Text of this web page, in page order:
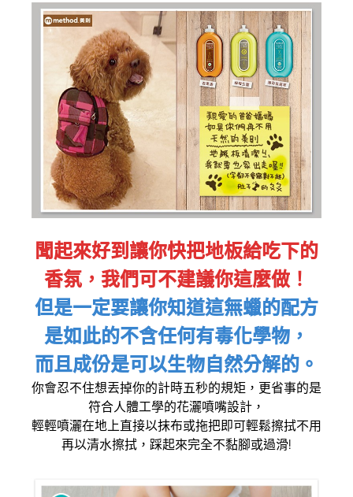
聞起來好到讓你快把地板給吃下的
香氛，我們可不建議你這麼做！
但是一定要讓你知道這無蠟的配方
是如此的不含任何有毒化學物，
而且成份是可以生物自然分解的。
你會忍不住想丟掉你的計時五秒的規矩，更省事的是
符合人體工學的花灑噴嘴設計，
輕輕噴灑在地上直接以抹布或拖把即可輕鬆擦拭不用
再以清水擦拭，踩起來完全不黏腳或過滑!